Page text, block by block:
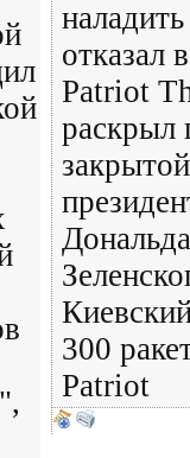
отказал
Patriot
раскрыл
300
Patriot